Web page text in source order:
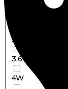
3x1W
3.6W
4W